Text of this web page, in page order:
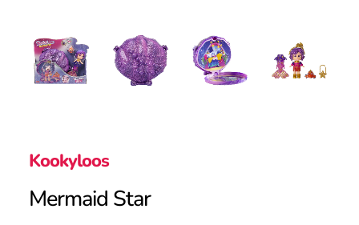
Kookyloos
Mermaid Star